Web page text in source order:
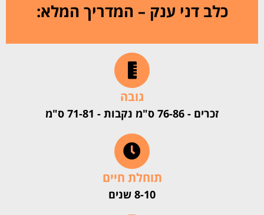
כלב דני ענק – המדריך המלא:
גובה
זכרים - 76-86 ס"מ נקבות - 71-81 ס"מ
תוחלת חיים
8-10 שנים